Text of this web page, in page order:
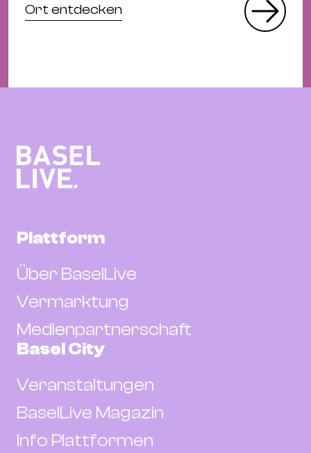
Ort entdecken
Plattform
Über BaselLive
Vermarktung
Medienpartnerschaft
Basel City
Veranstaltungen
BaselLive Magazin
Info Plattformen